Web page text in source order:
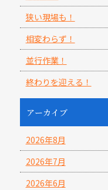
狭い現場も！
相変わらず！
並行作業！
終わりを迎える！
アーカイブ
2026年8月
2026年7月
2026年6月